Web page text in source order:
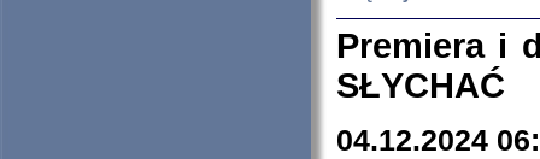
Premiera i
SŁYCHAĆ
04.12.2024